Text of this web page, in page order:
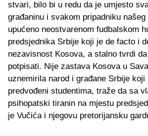
stvari, bilo bi u redu da je umjesto
građaninu i svakom pripadniku
upućeno neostvarenom fudbalskom
predsjednika Srbije koji je de facto i
nezavisnost Kosova, a stalno tvrdi
potpisati. Nije zastava Kosova u
uznemirila narod i građane Srbije
predvođeni studentima, traže da sa
psihopatski tiranin na mjestu
je Vučića i njegovu pretorijansku